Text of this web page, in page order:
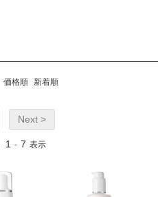
価格順 新着順
Next >
1 - 7 表示